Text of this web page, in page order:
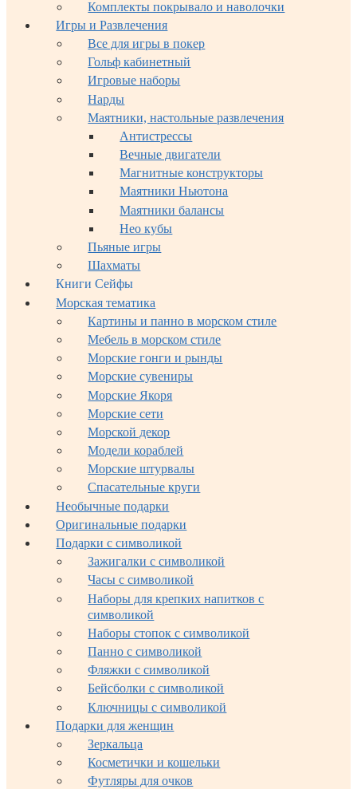
Комплекты покрывало и наволочки
Игры и Развлечения
Все для игры в покер
Гольф кабинетный
Игровые наборы
Нарды
Маятники, настольные развлечения
Антистрессы
Вечные двигатели
Магнитные конструкторы
Маятники Ньютона
Маятники балансы
Нео кубы
Пьяные игры
Шахматы
Книги Сейфы
Морская тематика
Картины и панно в морском стиле
Мебель в морском стиле
Морские гонги и рынды
Морские сувениры
Морские Якоря
Морские сети
Морской декор
Модели кораблей
Морские штурвалы
Спасательные круги
Необычные подарки
Оригинальные подарки
Подарки с символикой
Зажигалки с символикой
Часы с символикой
Наборы для крепких напитков с
символикой
Наборы стопок с символикой
Панно с символикой
Фляжки с символикой
Бейсболки с символикой
Ключницы с символикой
Подарки для женщин
Зеркальца
Косметички и кошельки
Футляры для очков